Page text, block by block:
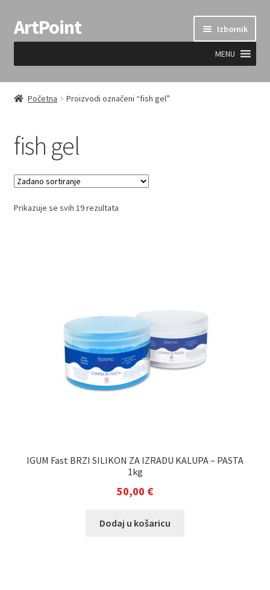
Preskoči
na
Skoči
do
ArtPoint Izbornik
MENU
Uvjeti prodaje
Početna Proizvodi označeni “fish gel”
fish gel
Prikazuje se svih 19 rezultata
IGUM Fast BRZI SILIKON ZA IZRADU KALUPA – PASTA
1kg
50,00 €
Dodaj u košaricu